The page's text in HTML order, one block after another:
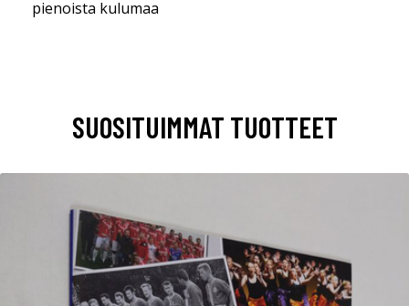
pienoista kulumaa
SUOSITUIMMAT TUOTTEET